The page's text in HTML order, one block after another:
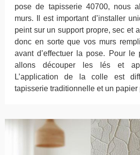
pose de tapisserie 40700, nous
murs. Il est important d’installer
peint sur un support propre, sec et
donc en sorte que vos murs
avant d’effectuer la pose. Pour le
allons découper les lés et
L’application de la colle est
tapisserie traditionnelle et un papier